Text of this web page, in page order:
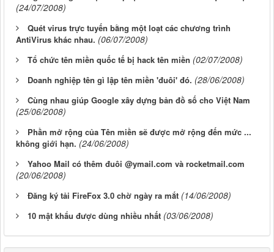
(24/07/2008)
Quét virus trực tuyến bằng một loạt các chương trình
AntiVirus khác nhau. (06/07/2008)
Tổ chức tên miền quốc tế bị hack tên miền (02/07/2008)
Doanh nghiệp tên gì lập tên miền 'đuôi' đó. (28/06/2008)
Cùng nhau giúp Google xây dựng bản đồ số cho Việt Nam
(25/06/2008)
Phần mở rộng của Tên miền sẽ được mở rộng đến mức ...
không giới hạn. (24/06/2008)
Yahoo Mail có thêm đuôi @ymail.com và rocketmail.com
(20/06/2008)
Đăng ký tải FireFox 3.0 chờ ngày ra mắt (14/06/2008)
10 mật khẩu được dùng nhiều nhất (03/06/2008)